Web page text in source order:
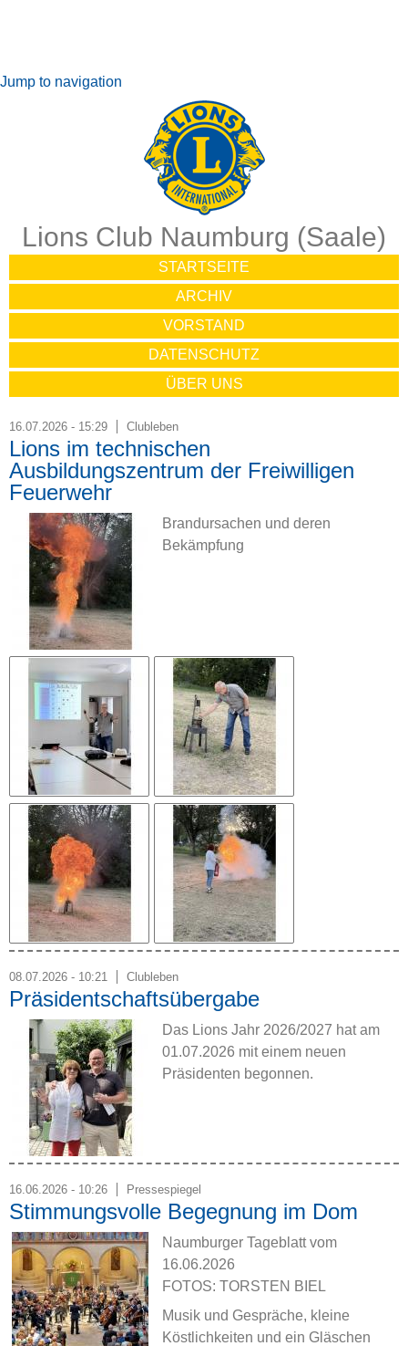
Jump to navigation
Lions Club Naumburg (Saale)
STARTSEITE
ARCHIV
VORSTAND
DATENSCHUTZ
ÜBER UNS
16.07.2026 - 15:29 Clubleben
Lions im technischen
Ausbildungszentrum der Freiwilligen
Feuerwehr
Brandursachen und deren
Bekämpfung
08.07.2026 - 10:21 Clubleben
Präsidentschaftsübergabe
Das Lions Jahr 2026/2027 hat am
01.07.2026 mit einem neuen
Präsidenten begonnen.
16.06.2026 - 10:26 Pressespiegel
Stimmungsvolle Begegnung im Dom
Naumburger Tageblatt vom
16.06.2026
FOTOS: TORSTEN BIEL
Musik und Gespräche, kleine
Köstlichkeiten und ein Gläschen